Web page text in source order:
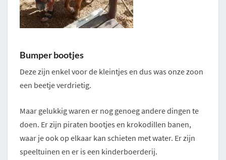
Bumper bootjes
Deze zijn enkel voor de kleintjes en dus was onze zoon
een beetje verdrietig.
Maar gelukkig waren er nog genoeg andere dingen te
doen. Er zijn piraten bootjes en krokodillen banen,
waar je ook op elkaar kan schieten met water. Er zijn
speeltuinen en er is een kinderboerderij.